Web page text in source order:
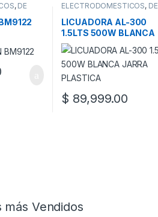
, DE
PAN
ELECTRODOMESTICOS, DE
LICUADORA DE
PLASTICO,LICUADORAS
LICUADORA AL-300
1.5LTS 500W BLANCA
JARRA PLASTICA
$ 89,999.00
más Vendidos